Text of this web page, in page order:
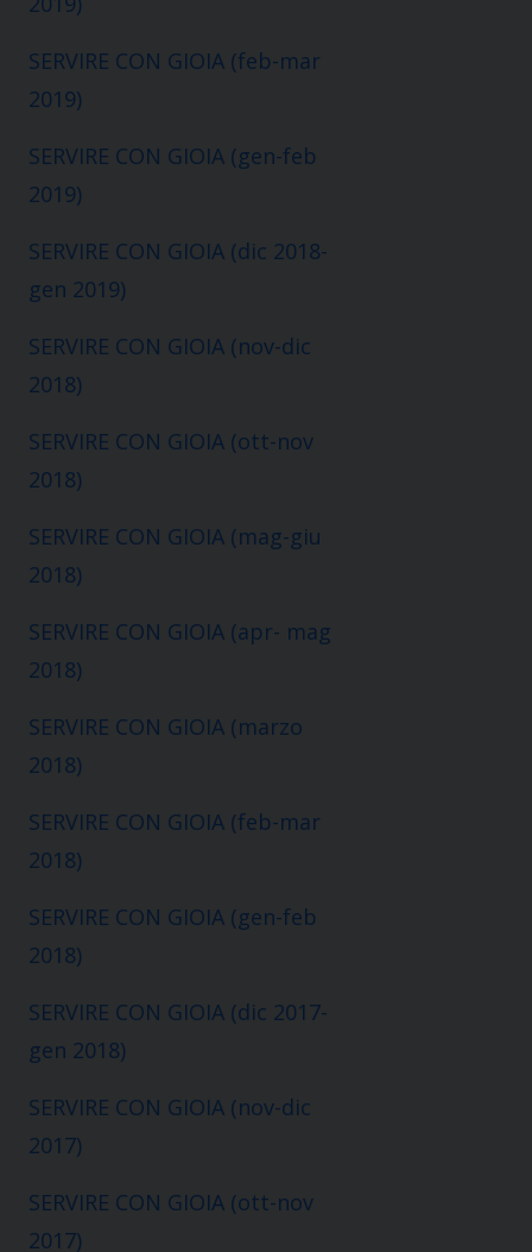
SERVIRE CON GIOIA (feb-mar
2019)
SERVIRE CON GIOIA (gen-feb
2019)
SERVIRE CON GIOIA (dic 2018-
gen 2019)
SERVIRE CON GIOIA (nov-dic
2018)
SERVIRE CON GIOIA (ott-nov
2018)
SERVIRE CON GIOIA (mag-giu
2018)
SERVIRE CON GIOIA (apr- mag
2018)
SERVIRE CON GIOIA (marzo
2018)
SERVIRE CON GIOIA (feb-mar
2018)
SERVIRE CON GIOIA (gen-feb
2018)
SERVIRE CON GIOIA (dic 2017-
gen 2018)
SERVIRE CON GIOIA (nov-dic
2017)
SERVIRE CON GIOIA (ott-nov
2017)